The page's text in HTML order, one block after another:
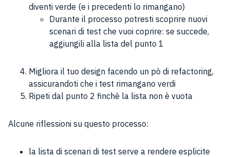
diventi verde (e i precedenti lo rimangano)
Durante il processo potresti scoprire nuovi
scenari di test che vuoi coprire: se succede,
aggiungili alla lista del punto 1
Migliora il tuo design facendo un pò di refactoring,
assicurandoti che i test rimangano verdi
Ripeti dal punto 2 finchè la lista non è vuota
Alcune riflessioni su questo processo:
la lista di scenari di test serve a rendere esplicite